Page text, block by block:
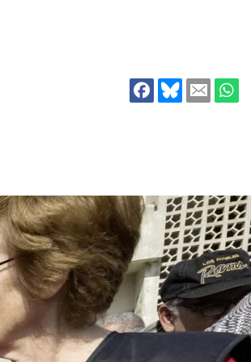
Fachpublikationen
Projektmaterial
Projektmaterial